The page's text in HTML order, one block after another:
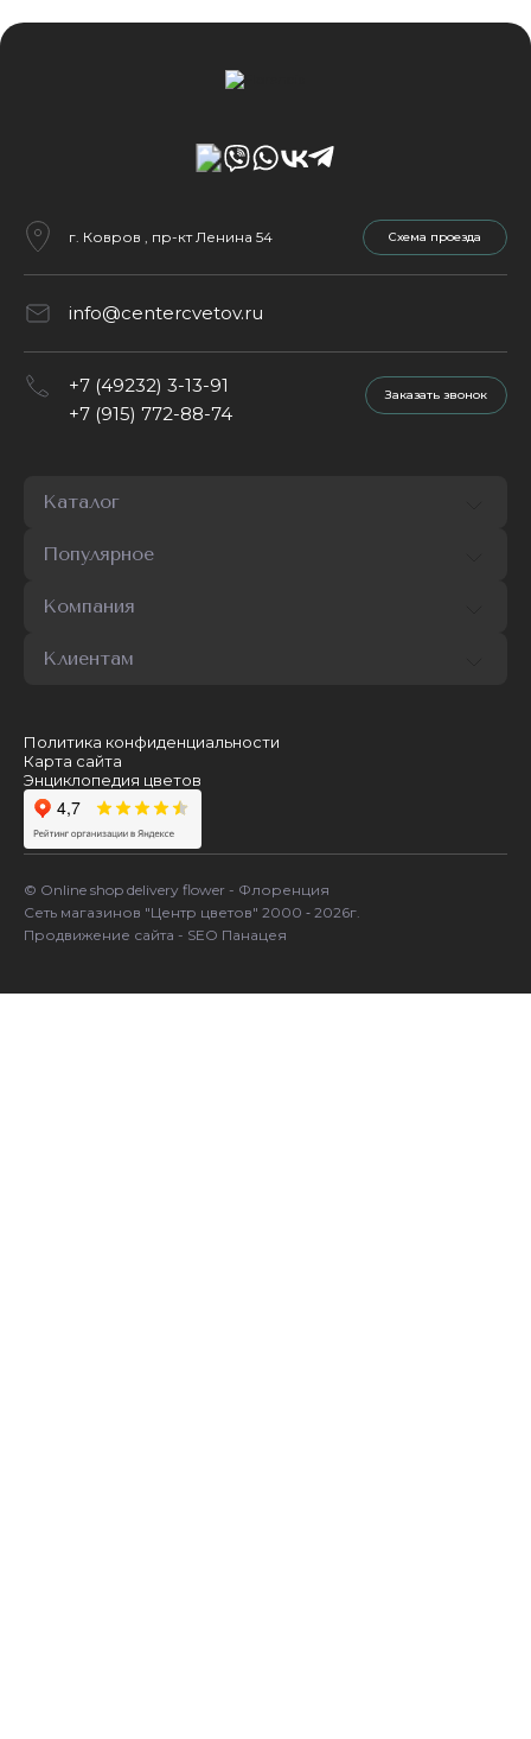
г. Ковров , пр-кт Ленина 54 Cхема проезда
info@centercvetov.ru
+7 (49232) 3-13-91
+7 (915) 772-88-74
Заказать звонок
Каталог
Популярное
Компания
Клиентам
© Online shop delivery flower - Флоренция
Сеть магазинов "Центр цветов" 2000 ‐ 2026г.
Продвижение сайта - SEO Панацея
Политика конфиденциальности
Карта сайта
Энциклопедия цветов